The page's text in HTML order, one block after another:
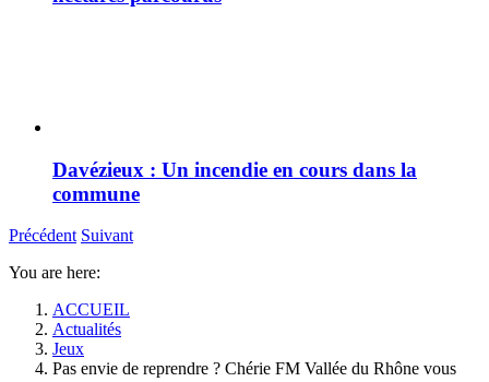
Davézieux : Un incendie en cours dans la
commune
Précédent Suivant
You are here:
ACCUEIL
Actualités
Jeux
Pas envie de reprendre ? Chérie FM Vallée du Rhône vous